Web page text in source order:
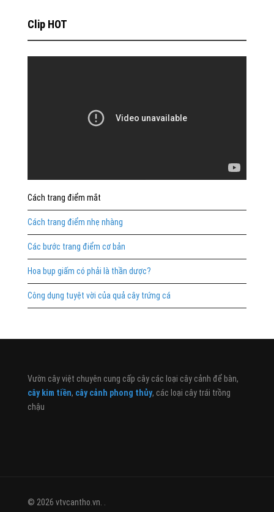
Clip HOT
Cách trang điểm mắt
Cách trang điểm nhẹ nhàng
Các bước trang điểm cơ bản
Hoa bụp giấm có phải là thần dược?
Công dụng tuyệt vời của quả cây trứng cá
Vườn cây việt chuyên cung cấp cây các loại cây cảnh để bàn,
cây kim tiền, cây cảnh phong thủy, các loại cây trái trồng
chậu
© 2026 vtvcantho.vn. .